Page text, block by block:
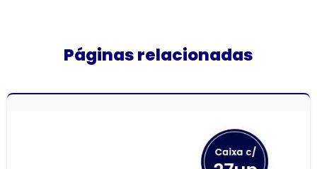
Páginas relacionadas